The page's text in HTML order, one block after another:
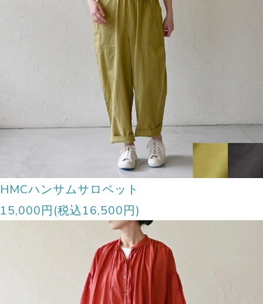
HMCハンサムサロペット
15,000円(税込16,500円)